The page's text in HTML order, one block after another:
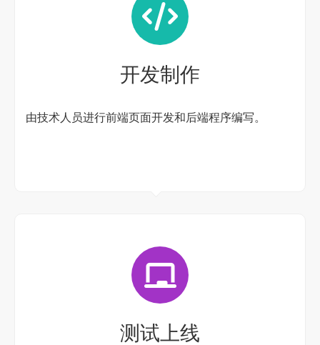
开发制作
由技术人员进行前端页面开发和后端程序编写。
测试上线